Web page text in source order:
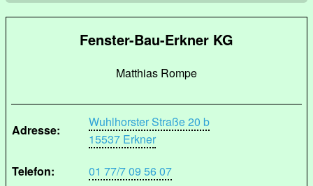
Fenster-Bau-Erkner KG
Matthias Rompe
Adresse:
Wuhlhorster Straße 20 b
15537 Erkner
Telefon:
01 77/7 09 56 07